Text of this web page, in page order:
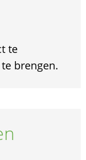
te
brengen.